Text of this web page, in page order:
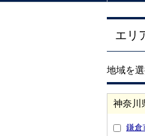
エリ
地域を
神奈川
鎌倉